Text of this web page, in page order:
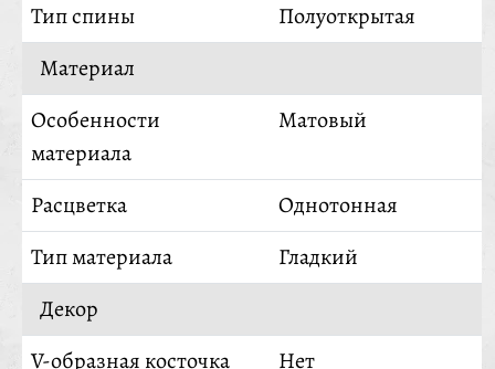
Тип спины
Полуоткрытая
Материал
Особенности
материала
Матовый
Расцветка
Однотонная
Тип материала
Гладкий
Декор
V-образная косточка
Нет